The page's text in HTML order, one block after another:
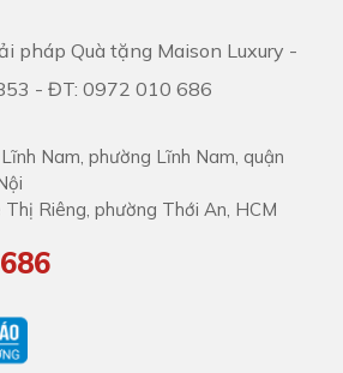
pháp Quà tặng Maison Luxury -
- ĐT: 0972 010 686
Nam, phường Lĩnh Nam, quận
Riêng, phường Thới An, HCM